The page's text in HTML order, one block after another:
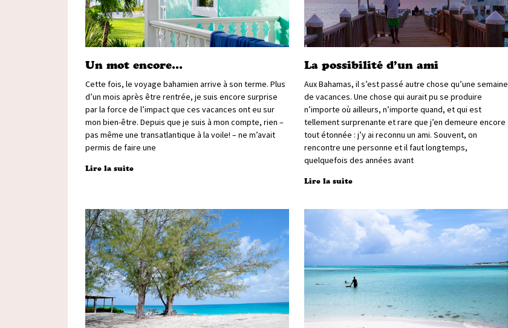
Un mot encore…
Cette fois, le voyage bahamien arrive à son terme. Plus
d’un mois après être rentrée, je suis encore surprise
par la force de l’impact que ces vacances ont eu sur
mon bien-être. Depuis que je suis à mon compte, rien –
pas même une transatlantique à la voile! – ne m’avait
permis de faire une
Lire la suite
La possibilité d’un ami
Aux Bahamas, il s’est passé autre chose qu’une semaine
de vacances. Une chose qui aurait pu se produire
n’importe où ailleurs, n’importe quand, et qui est
tellement surprenante et rare que j’en demeure encore
tout étonnée : j’y ai reconnu un ami. Souvent, on
rencontre une personne et il faut longtemps,
quelquefois des années avant
Lire la suite